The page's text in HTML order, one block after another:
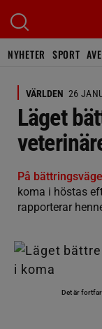
NYHETER SPORT
VÄRLDEN 26
Läget
På
koma i höstas
rapporterar
Det är